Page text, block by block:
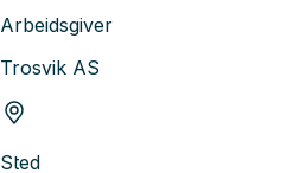
Arbeidsgiver
Trosvik AS
Sted